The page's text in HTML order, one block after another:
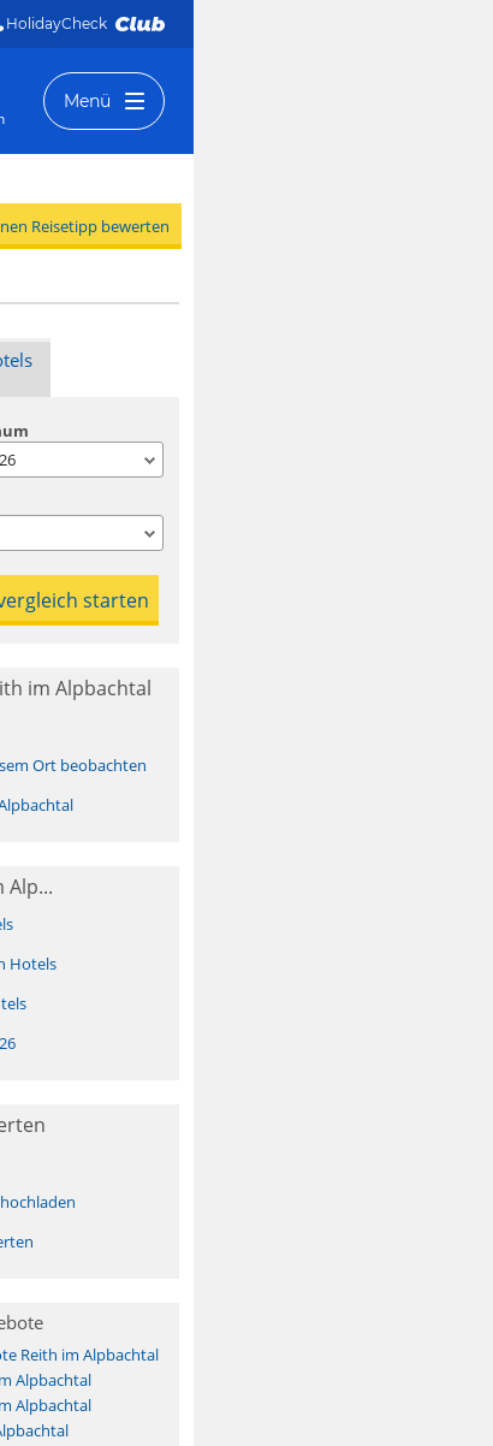
HolidayCheck
Menü
Reisetipp bewerten
im Alpbachtal
Ort beobachten
Alp...
Hotels
Reith im Alpbachtal
Alpbachtal
Alpbachtal